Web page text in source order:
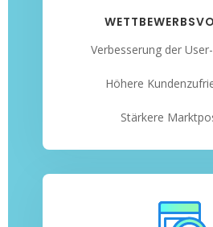
Verbesserung der
Höhere
Stärkere